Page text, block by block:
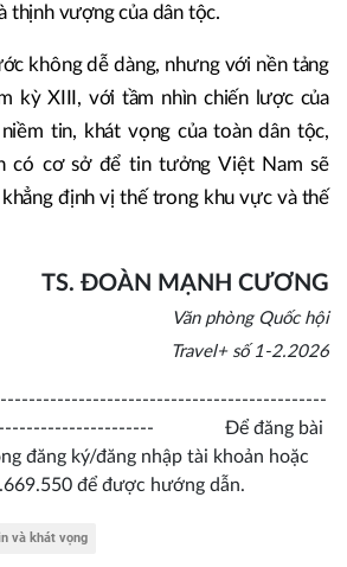
thịnh vượng của dân tộc.
không dễ dàng, nhưng với nền tảng
kỳ XIII, với tầm nhìn chiến lược của
tin, khát vọng của toàn dân tộc,
có cơ sở để tin tưởng Việt Nam sẽ
định vị thế trong khu vực và thế
TS. ĐOÀN MẠNH CƯƠNG
Văn phòng Quốc hội
Travel+ số 1-2.2026
Để đăng bài
đăng ký/đăng nhập tài khoản hoặc
để được hướng dẫn.
và khát vọng